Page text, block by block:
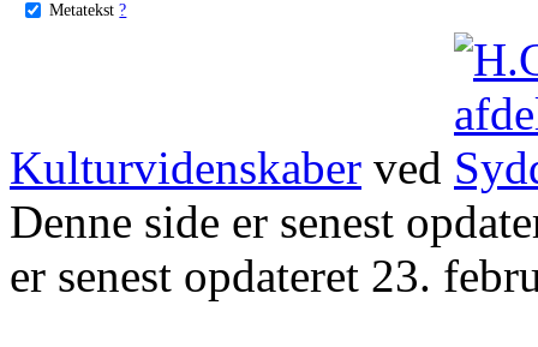
Metatekst ?
Kulturvidenskaber ved
Denne side er senest
er senest opdateret 23.